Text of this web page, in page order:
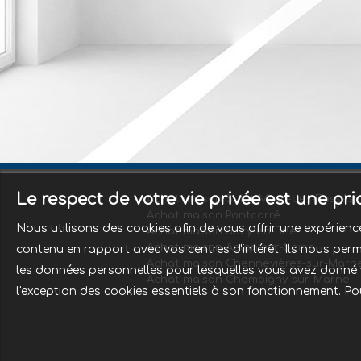
Achat maison Saint-Maur-des-Fossés
Achat maison Pontcarré
Achat maison Sucy-en-Brie
Achat maison Ablon-sur-Seine
Achat maison Chennevières-sur-
Achat maison Champigny-sur-Marne
Le respect de votre vie privée est une
Nous utilisons des cookies afin de vous offrir une
contenu en rapport avec vos centres d'intérêt. Ils nous
les données personnelles pour lesquelles vous avez
l'exception des cookies essentiels à son fonctionnement.